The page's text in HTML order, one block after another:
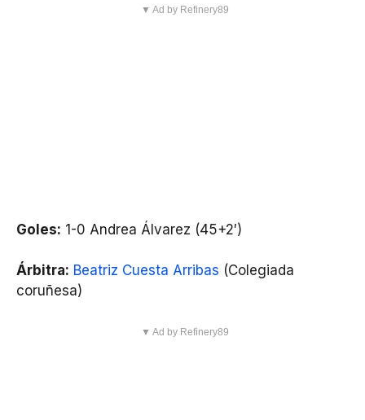
▼ Ad by Refinery89
Goles: 1-0 Andrea Álvarez (45+2′)
Árbitra: Beatriz Cuesta Arribas (Colegiada
coruñesa)
▼ Ad by Refinery89